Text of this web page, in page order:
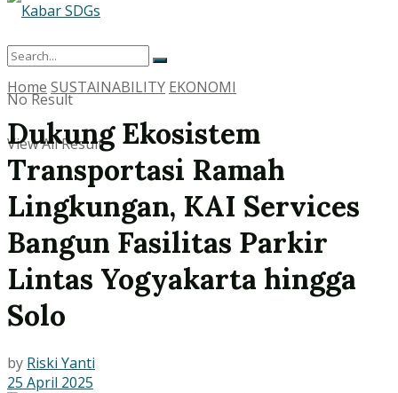
No Result
View All Result
Home SUSTAINABILITY EKONOMI
Dukung Ekosistem
Transportasi Ramah
Lingkungan, KAI Services
Bangun Fasilitas Parkir
Lintas Yogyakarta hingga
Solo
by Riski Yanti
25 April 2025